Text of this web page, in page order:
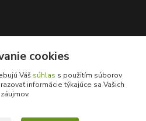
224 cookies
Váš súhlas s použitím súborov
informácie týkajúce sa Vašich
záujmov.